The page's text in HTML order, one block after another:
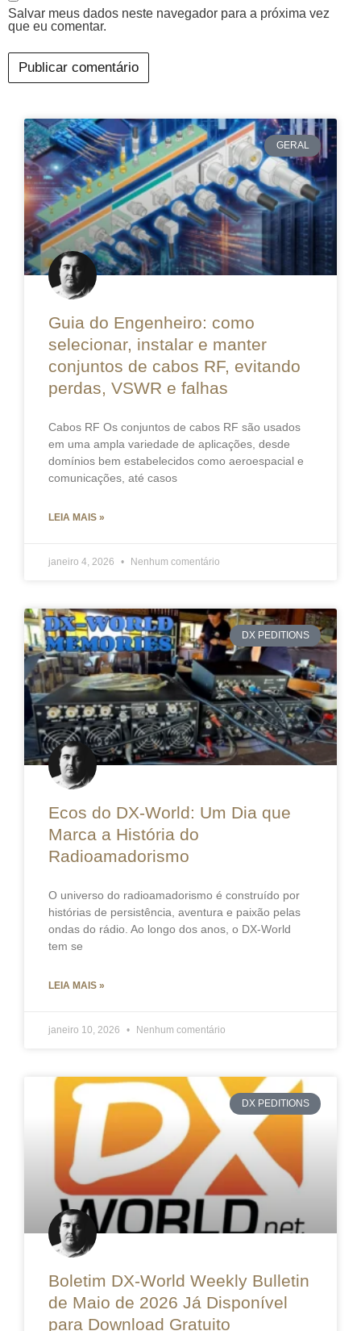
Salvar meus dados neste navegador para a próxima vez
que eu comentar.
GERAL
Guia do Engenheiro: como
selecionar, instalar e manter
conjuntos de cabos RF, evitando
perdas, VSWR e falhas
Cabos RF Os conjuntos de cabos RF são usados
em uma ampla variedade de aplicações, desde
domínios bem estabelecidos como aeroespacial e
comunicações, até casos
LEIA MAIS »
janeiro 4, 2026 Nenhum comentário
DX PEDITIONS
Ecos do DX-World: Um Dia que
Marca a História do
Radioamadorismo
O universo do radioamadorismo é construído por
histórias de persistência, aventura e paixão pelas
ondas do rádio. Ao longo dos anos, o DX-World
tem se
LEIA MAIS »
janeiro 10, 2026 Nenhum comentário
DX PEDITIONS
Boletim DX-World Weekly Bulletin
de Maio de 2026 Já Disponível
para Download Gratuito